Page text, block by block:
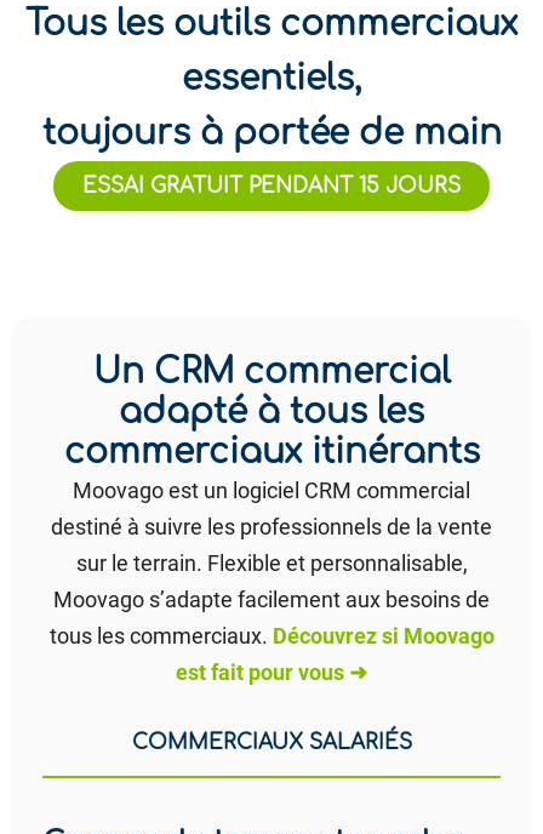
Tous les outils commerciaux
essentiels,
toujours à portée de main
ESSAI GRATUIT PENDANT 15 JOURS
Un CRM commercial
adapté à tous les
commerciaux itinérants
Moovago est un logiciel CRM commercial
destiné à suivre les professionnels de la vente
sur le terrain. Flexible et personnalisable,
Moovago s’adapte facilement aux besoins de
tous les commerciaux. Découvrez si Moovago
est fait pour vous ➜
COMMERCIAUX SALARIÉS